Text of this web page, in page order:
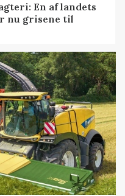
En af landets
nu grisene til